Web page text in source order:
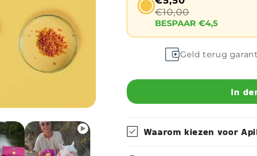
€10,00
BESPAAR €4,5
Geld terug
In
Waarom kiezen voor